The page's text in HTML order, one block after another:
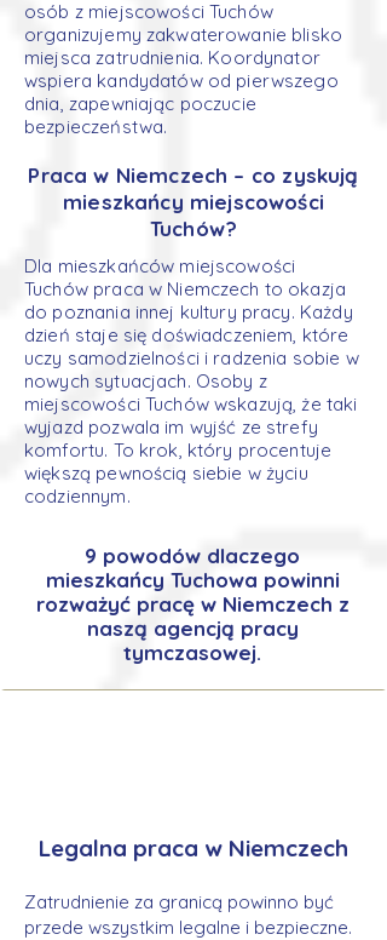
osób z miejscowości Tuchów
organizujemy zakwaterowanie blisko
miejsca zatrudnienia. Koordynator
wspiera kandydatów od pierwszego
dnia, zapewniając poczucie
bezpieczeństwa.
Praca w Niemczech – co zyskują
mieszkańcy miejscowości
Tuchów?
Dla mieszkańców miejscowości
Tuchów praca w Niemczech to okazja
do poznania innej kultury pracy. Każdy
dzień staje się doświadczeniem, które
uczy samodzielności i radzenia sobie w
nowych sytuacjach. Osoby z
miejscowości Tuchów wskazują, że taki
wyjazd pozwala im wyjść ze strefy
komfortu. To krok, który procentuje
większą pewnością siebie w życiu
codziennym.
9 powodów dlaczego
mieszkańcy Tuchowa powinni
rozważyć pracę w Niemczech z
naszą agencją pracy
tymczasowej.
Legalna praca w Niemczech
Zatrudnienie za granicą powinno być
przede wszystkim legalne i bezpieczne.